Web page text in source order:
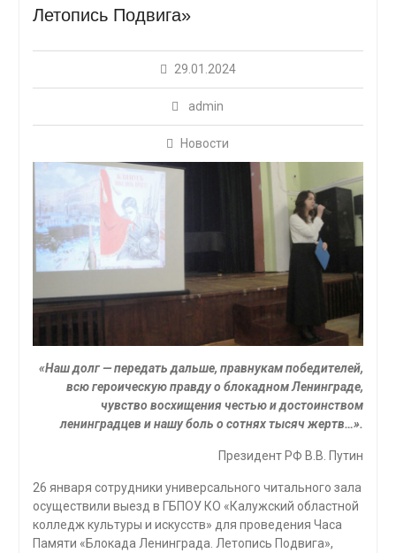
Летопись Подвига»
29.01.2024
admin
Новости
«Наш долг — передать дальше, правнукам победителей,
всю героическую правду о блокадном Ленинграде,
чувство восхищения честью и достоинством
ленинградцев и нашу боль о сотнях тысяч жертв…».
Президент РФ В.В. Путин
26 января сотрудники универсального читального зала
осуществили выезд в ГБПОУ КО «Калужский областной
колледж культуры и искусств» для проведения Часа
Памяти «Блокада Ленинграда. Летопись Подвига»,